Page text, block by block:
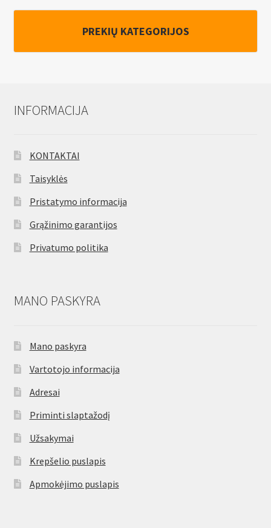
PREKIŲ KATEGORIJOS
INFORMACIJA
KONTAKTAI
Taisyklės
Pristatymo informacija
Grąžinimo garantijos
Privatumo politika
MANO PASKYRA
Mano paskyra
Vartotojo informacija
Adresai
Priminti slaptažodį
Užsakymai
Krepšelio puslapis
Apmokėjimo puslapis